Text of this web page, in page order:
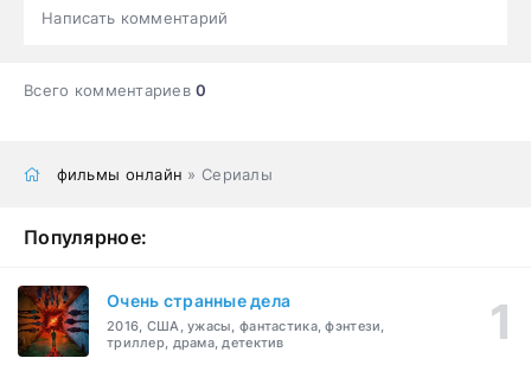
Написать комментарий
Всего комментариев0
фильмы онлайн » Сериалы
Популярное:
Очень странные дела
2016, США, ужасы, фантастика, фэнтези,
триллер, драма, детектив